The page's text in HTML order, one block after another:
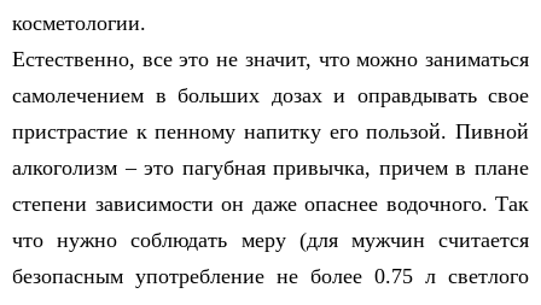
косметологии.
Естественно, все это не значит, что можно заниматься
самолечением в больших дозах и оправдывать свое
пристрастие к пенному напитку его пользой. Пивной
алкоголизм – это пагубная привычка, причем в плане
степени зависимости он даже опаснее водочного. Так
что нужно соблюдать меру (для мужчин считается
безопасным употребление не более 0.75 л светлого